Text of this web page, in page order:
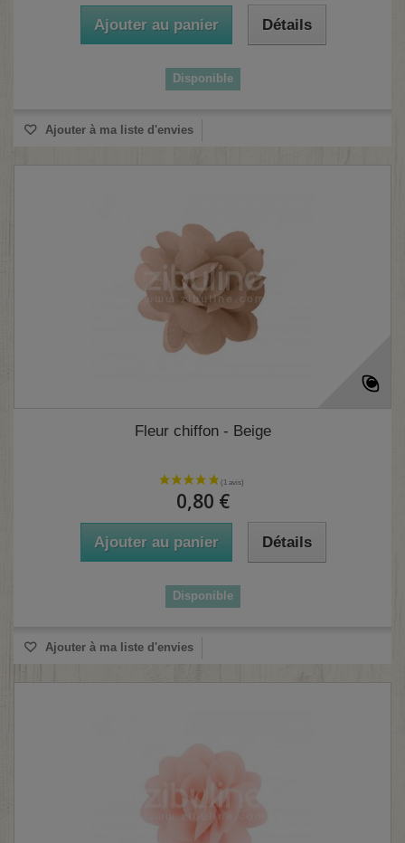
Ajouter au panier Détails
Disponible
Ajouter à ma liste d'envies
Fleur chiffon - Beige
0,80 €
Ajouter au panier Détails
Disponible
Ajouter à ma liste d'envies